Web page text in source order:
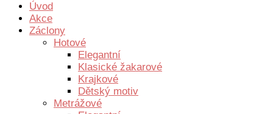
Úvod
Akce
Záclony
Hotové
Elegantní
Klasické žakarové
Krajkové
Dětský motiv
Metrážové